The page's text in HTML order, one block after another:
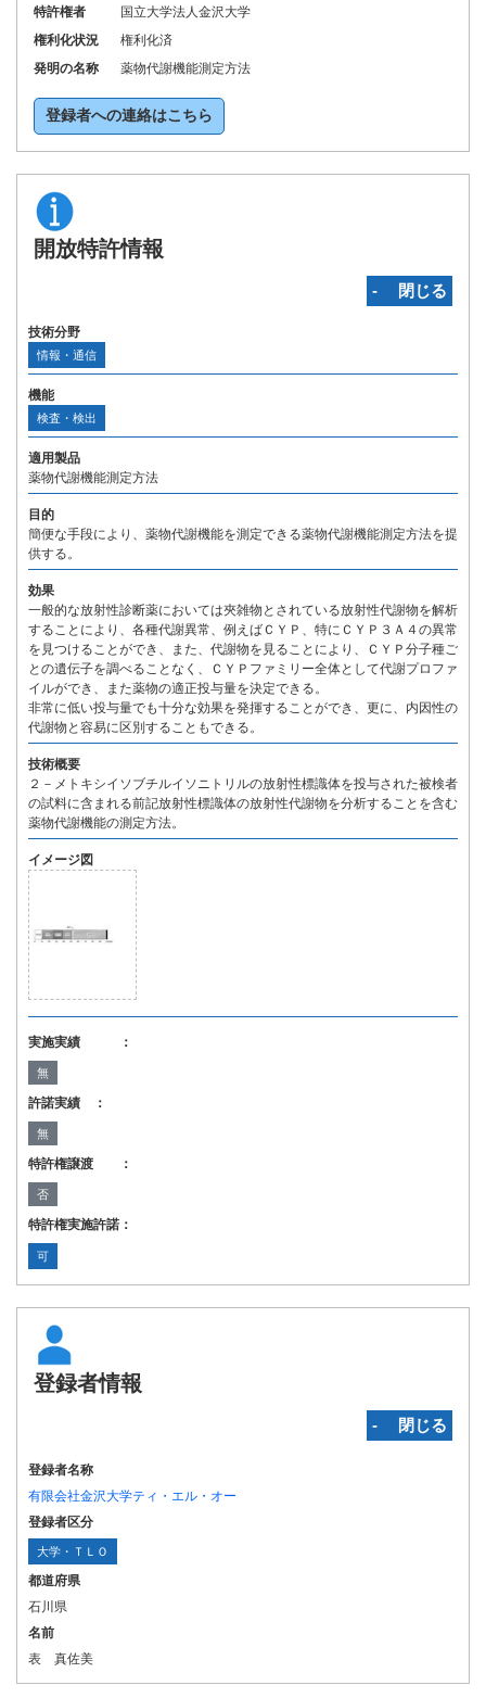
特許権者
国立大学法人金沢大学
権利化状況
権利化済
発明の名称
薬物代謝機能測定方法
登録者への連絡はこちら
開放特許情報
‐ 閉じる
技術分野
情報・通信
機能
検査・検出
適用製品
薬物代謝機能測定方法
目的
簡便な手段により、薬物代謝機能を測定できる薬物代謝機能測定方法を提
供する。
効果
一般的な放射性診断薬においては夾雑物とされている放射性代謝物を解析
することにより、各種代謝異常、例えばＣＹＰ、特にＣＹＰ３Ａ４の異常
を見つけることができ、また、代謝物を見ることにより、ＣＹＰ分子種ご
との遺伝子を調べることなく、ＣＹＰファミリー全体として代謝プロファ
イルができ、また薬物の適正投与量を決定できる。
非常に低い投与量でも十分な効果を発揮することができ、更に、内因性の
代謝物と容易に区別することもできる。
技術概要
２－メトキシイソブチルイソニトリルの放射性標識体を投与された被検者
の試料に含まれる前記放射性標識体の放射性代謝物を分析することを含む
薬物代謝機能の測定方法。
イメージ図
実施実績 ：
無
許諾実績 ：
無
特許権譲渡 ：
否
特許権実施許諾：
可
登録者情報
‐ 閉じる
登録者名称
有限会社金沢大学ティ・エル・オー
登録者区分
大学・ＴＬＯ
都道府県
石川県
名前
表 真佐美